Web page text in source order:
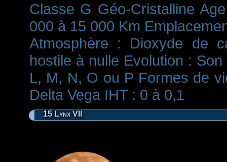
Classe G Géo-Cristalline
000 à 15 000 Km
Atmosphère : Dioxyde de
hostile à nulle Evolution :
L, M, N, O ou P Formes de
Delta Vega IHT : 0 à 0,1
15 Lynx VII